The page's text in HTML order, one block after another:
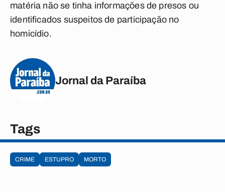
matéria não se tinha informações de presos ou
identificados suspeitos de participação no
homicídio.
Jornal da Paraíba
Tags
CRIME ESTUPRO MORTO